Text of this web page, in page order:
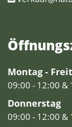
Montag -
09:00 - 12:00 &
Donnerstag
09:00 - 12:00 &